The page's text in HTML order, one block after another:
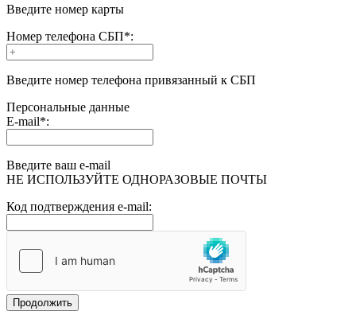
Введите номер карты
Номер телефона СБП*:
Введите номер телефона привязанный к СБП
Персональные данные
E-mail*:
Введите ваш e-mail
НЕ ИСПОЛЬЗУЙТЕ ОДНОРАЗОВЫЕ ПОЧТЫ
Код подтверждения e-mail: